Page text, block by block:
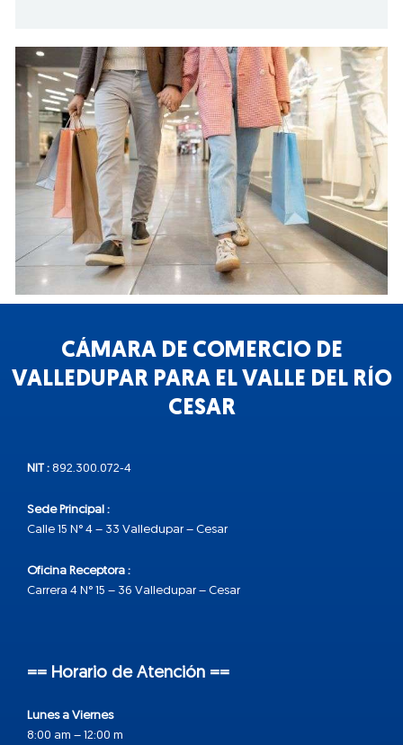
CÁMARA DE COMERCIO DE
VALLEDUPAR PARA EL VALLE DEL RÍO
CESAR
NIT : 892.300.072-4
Sede Principal :
Calle 15 N° 4 – 33 Valledupar – Cesar
Oficina Receptora :
Carrera 4 N° 15 – 36 Valledupar – Cesar
== Horario de Atención ==
Lunes a Viernes
8:00 am – 12:00 m